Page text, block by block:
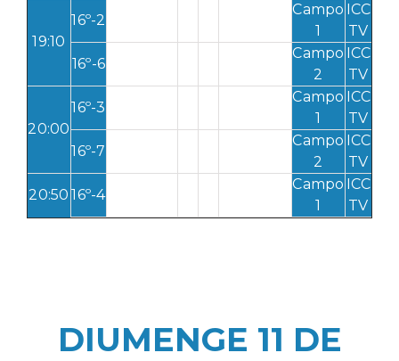
19:10
16º-2
Campo
1
ICC
TV
16º-6
Campo
2
ICC
TV
20:00
16º-3
Campo
1
ICC
TV
16º-7
Campo
2
ICC
TV
20:50 16º-4
Campo
1
ICC
TV
DIUMENGE 11 DE